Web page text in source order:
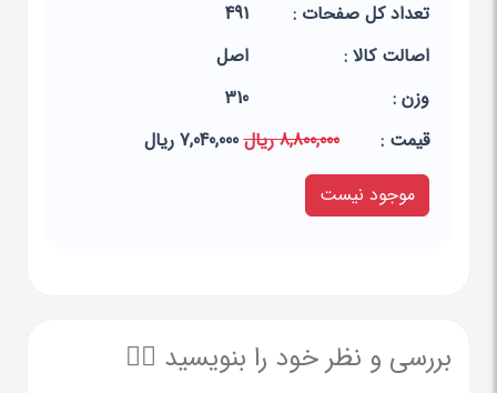
تعداد کل صفحات :
491
اصالت کالا :
اصل
وزن :
310
قيمت :
8,800,000 ریال
7,040,000 ریال
موجود نیست
بررسی و نظر خود را بنویسید ✍🏻